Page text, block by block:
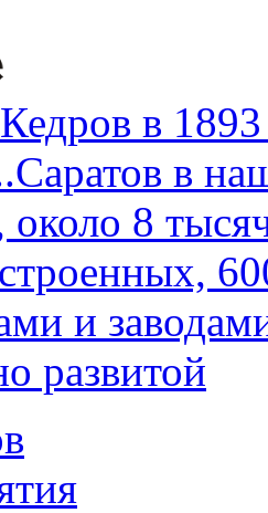
в 1893
в
около 8
и
развитой